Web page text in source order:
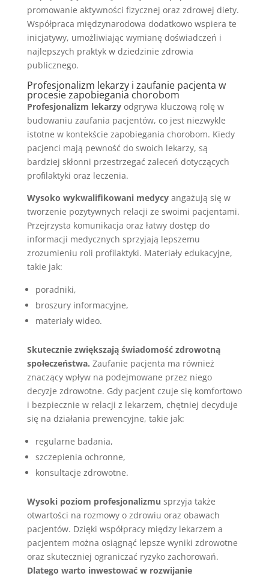
promowanie aktywności fizycznej oraz zdrowej diety.
Współpraca międzynarodowa dodatkowo wspiera te
inicjatywy, umożliwiając wymianę doświadczeń i
najlepszych praktyk w dziedzinie zdrowia
publicznego.
Profesjonalizm lekarzy i zaufanie pacjenta w
procesie zapobiegania chorobom
Profesjonalizm lekarzyodgrywa kluczową rolę w
budowaniu zaufania pacjentów, co jest niezwykle
istotne w kontekście zapobiegania chorobom. Kiedy
pacjenci mają pewność do swoich lekarzy, są
bardziej skłonni przestrzegać zaleceń dotyczących
profilaktyki oraz leczenia.
Wysoko wykwalifikowani medycyangażują się w
tworzenie pozytywnych relacji ze swoimi pacjentami.
Przejrzysta komunikacja oraz łatwy dostęp do
informacji medycznych sprzyjają lepszemu
zrozumieniu roli profilaktyki. Materiały edukacyjne,
takie jak:
poradniki,
broszury informacyjne,
materiały wideo.
Skutecznie zwiększają świadomość zdrowotną
społeczeństwa. Zaufanie pacjenta ma również
znaczący wpływ na podejmowane przez niego
decyzje zdrowotne. Gdy pacjent czuje się komfortowo
i bezpiecznie w relacji z lekarzem, chętniej decyduje
się na działania prewencyjne, takie jak:
regularne badania,
szczepienia ochronne,
konsultacje zdrowotne.
Wysoki poziom profesjonalizmu sprzyja także
otwartości na rozmowy o zdrowiu oraz obawach
pacjentów. Dzięki współpracy między lekarzem a
pacjentem można osiągnąć lepsze wyniki zdrowotne
oraz skuteczniej ograniczać ryzyko zachorowań.
Dlatego warto inwestować w rozwijanie